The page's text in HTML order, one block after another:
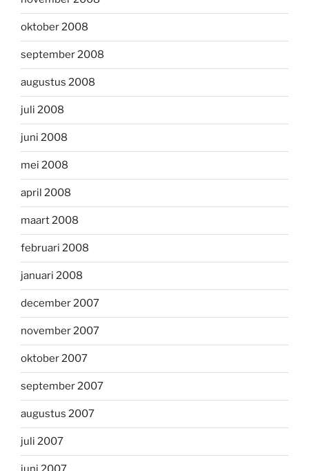
oktober 2008
september 2008
augustus 2008
juli 2008
juni 2008
mei 2008
april 2008
maart 2008
februari 2008
januari 2008
december 2007
november 2007
oktober 2007
september 2007
augustus 2007
juli 2007